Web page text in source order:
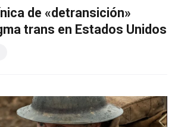
de «detransición»
trans en Estados Unidos